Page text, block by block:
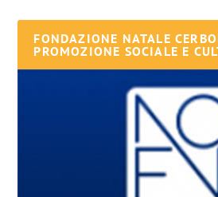
FONDAZIONE NATALE
PROMOZIONE SOCIALE E